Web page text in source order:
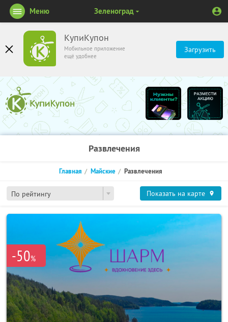
КупиКупон
Мобильное приложение
ещё удобнее
Загрузить
Меню Зеленоград
Развлечения
По рейтингу
Главная Майские Развлечения
Показать на карте
-50%